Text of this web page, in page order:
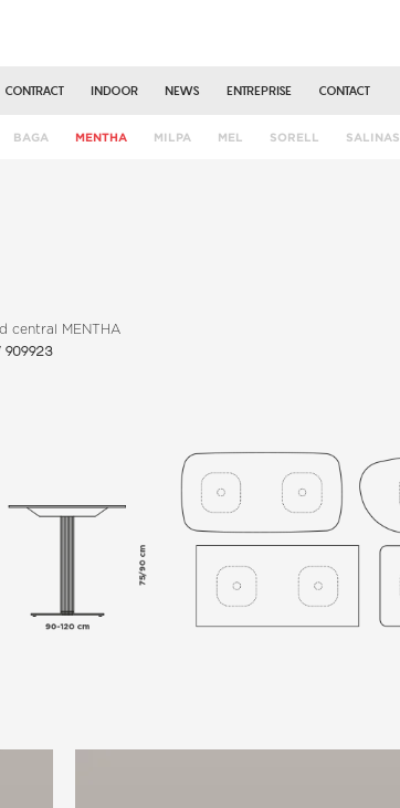
BAGA MENTHA MILPA MEL SORELL SALINAS
CONTRACT INDOOR NEWS ENTREPRISE CONTACT
central MENTHA
909923